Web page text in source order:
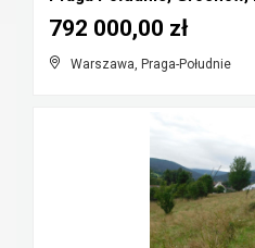
Warszawa, Praga-Południe
792 000,00 zł